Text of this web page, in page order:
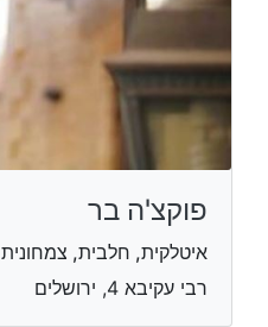
פוקצ'ה בר
איטלקית, חלבית, צמחונית
רבי עקיבא 4, ירושלים